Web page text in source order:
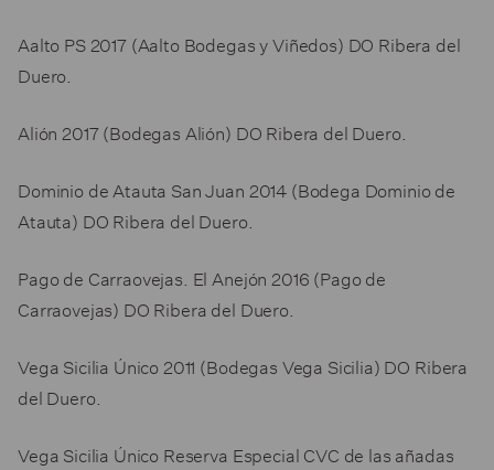
Aalto PS 2017 (Aalto Bodegas y Viñedos) DO Ribera del
Duero.
Alión 2017 (Bodegas Alión) DO Ribera del Duero.
Dominio de Atauta San Juan 2014 (Bodega Dominio de
Atauta) DO Ribera del Duero.
Pago de Carraovejas. El Anejón 2016 (Pago de
Carraovejas) DO Ribera del Duero.
Vega Sicilia Único 2011 (Bodegas Vega Sicilia) DO Ribera
del Duero.
Vega Sicilia Único Reserva Especial CVC de las añadas